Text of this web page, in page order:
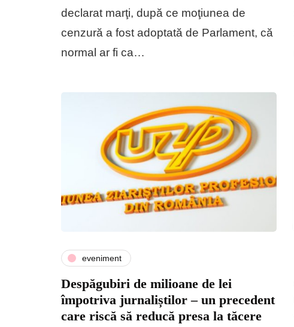
declarat marţi, după ce moţiunea de
cenzură a fost adoptată de Parlament, că
normal ar fi ca…
eveniment
Despăgubiri de milioane de lei
împotriva jurnaliștilor – un precedent
care riscă să reducă presa la tăcere